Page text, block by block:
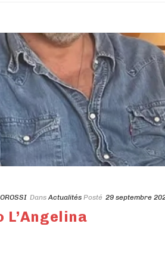
DansActualités Posté 29 septembre
L’Angelina